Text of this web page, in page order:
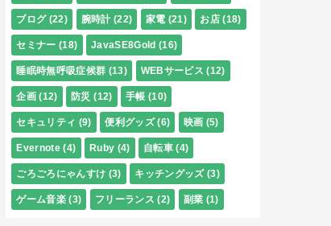
ブログ (22) 腕時計 (22) 家電 (21) お店 (18)
セミナー (18) JavaSE8Gold (16)
睡眠時無呼吸症候群 (13) WEBサービス (12)
企画 (12) 防災 (12) 手帳 (10)
セキュリティ (9) 便利グッズ (6) 映画 (5)
Evernote (4) Ruby (4) 自転車 (4)
ごろごろにゃんすけ (3) キッチングッズ (3)
ゲーム音楽 (3) フリーランス (2) 副業 (1)